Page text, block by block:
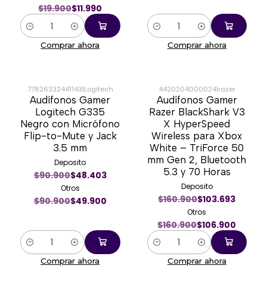
$19.900$11.990
Cantidad
Comprar ahora
Cantidad
Comprar ahora
-45%
77826332441143|Logitech
Audífonos Gamer
Logitech G335
Negro con Micrófono
Flip-to-Mute y Jack
3.5 mm
Deposito
$90.900$48.403
Otros
$90.900$49.900
Cantidad
Comprar ahora
-34%
4420204000024|razer
Audífonos Gamer
Razer BlackShark V3
X HyperSpeed
Wireless para Xbox
White – TriForce 50
mm Gen 2, Bluetooth
5.3 y 70 Horas
Deposito
$160.900$103.693
Otros
$160.900$106.900
Cantidad
Comprar ahora